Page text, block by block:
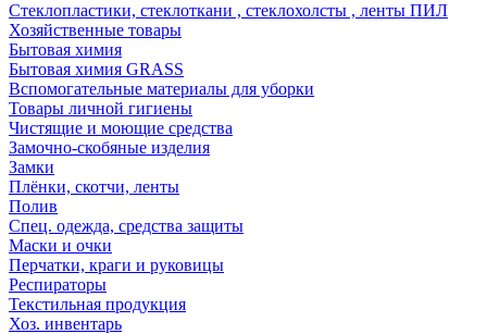
Стеклопластики, стеклоткани , стеклохолсты , ленты ПИЛ
Хозяйственные товары
Бытовая химия
Бытовая химия GRASS
Вспомогательные материалы для уборки
Товары личной гигиены
Чистящие и моющие средства
Замочно-скобяные изделия
Замки
Плёнки, скотчи, ленты
Полив
Спец. одежда, средства защиты
Маски и очки
Перчатки, краги и руковицы
Респираторы
Текстильная продукция
Хоз. инвентарь